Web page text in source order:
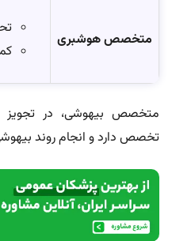
متخصص هوشبری
متخصص بیهوشی، در تجویز
تخصص دارد و انجام روند